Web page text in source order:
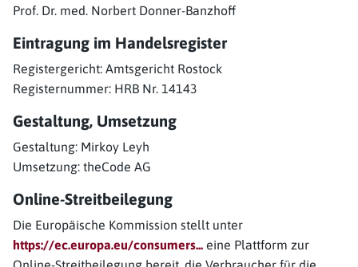
Prof. Dr. med. Norbert Donner-Banzhoff
Eintragung im Handelsregister
Registergericht: Amtsgericht Rostock
Registernummer: HRB Nr. 14143
Gestaltung, Umsetzung
Gestaltung: Mirkoy Leyh
Umsetzung: theCode AG
Online-Streitbeilegung
Die Europäische Kommission stellt unter
https://ec.europa.eu/consumers... eine Plattform zur